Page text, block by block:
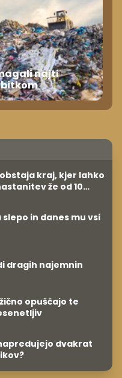
najti
kraj, kjer lahko
že od 10
in danes mu vsi
dragih najemnin
opuščajo te
dvakrat